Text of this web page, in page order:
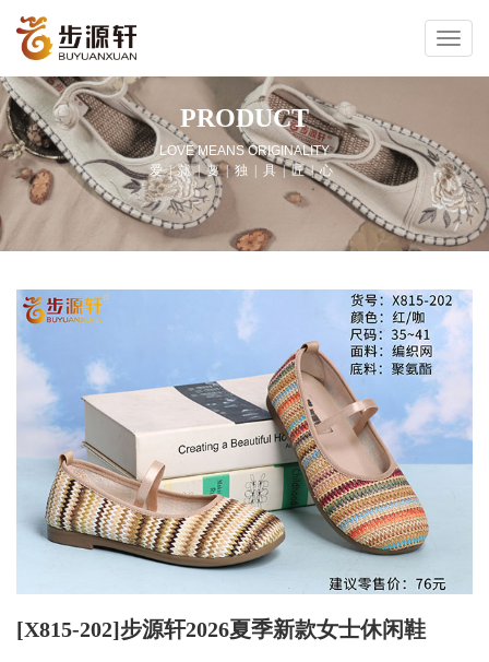
PRODUCT
LOVE MEANS ORIGINALITY
爱|就|要|独|具|匠|心
[X815-202]步源轩2026夏季新款女士休闲鞋